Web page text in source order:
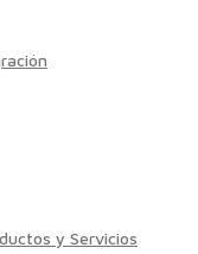
y Servicios